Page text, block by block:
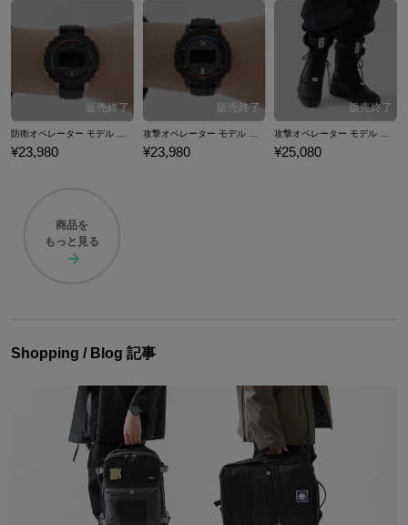
防衛オペレーター モデル 腕時計 シックス シージ／レインボーシックス シージ
¥23,980
攻撃オペレーター モデル 腕時計 シックス シージ／レインボーシックス シージ
¥23,980
攻撃オペレーター モデル ブーツ シックス シージ／レインボーシックス シージ
¥25,080
商品を
もっと見る
Shopping / Blog 記事